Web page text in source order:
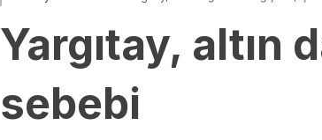
Yargıtay, altın
sebebi